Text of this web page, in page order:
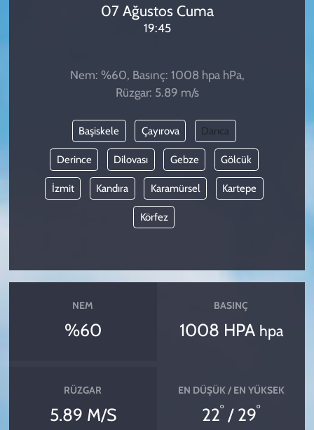
07 Ağustos Cuma
19:45
Nem: %60, Basınç: 1008 hpa hPa,
Rüzgar: 5.89 m/s
Başiskele Çayırova Darıca
Derince Dilovası Gebze Gölcük
İzmit Kandıra Karamürsel Kartepe
Körfez
NEM
%60
BASINÇ
1008 HPA hpa
RÜZGAR
5.89 M/S
EN DÜŞÜK / EN YÜKSEK
22° / 29°